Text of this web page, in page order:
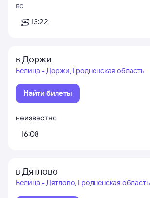
вс
13:22
в Доржи
Белица - Доржи, Гродненская область
Найти билеты
неизвестно
16:08
в Дятлово
Белица - Дятлово, Гродненская область